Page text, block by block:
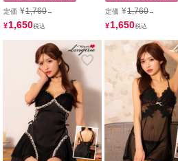
定価 ¥1,760→
¥1,650
定価 ¥1,760→
¥1,650